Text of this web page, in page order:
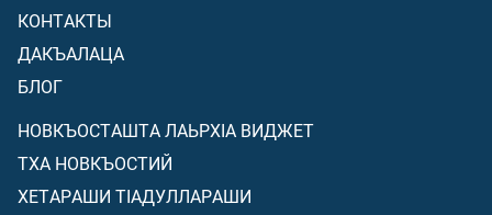
КОНТАКТЫ
ДАКЪАЛАЦА
БЛОГ
НОВКЪОСТАШТА ЛАЬРХIА ВИДЖЕТ
ТХА НОВКЪОСТИЙ
ХЕТАРАШИ ТIАДУЛЛАРАШИ